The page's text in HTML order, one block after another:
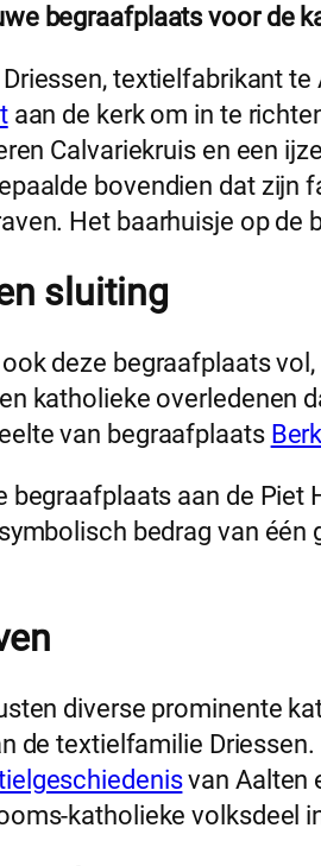
begraafplaats voor de
textielfabrikant te
aan de kerk om in te
Calvariekruis en een
bovendien dat zijn
Het baarhuisje op de
sluiting
deze begraafplaats
katholieke overledenen
van begraafplaats
begraafplaats aan de
bedrag van één
diverse prominente
de textielfamilie
van Aalten
katholieke volksdeel